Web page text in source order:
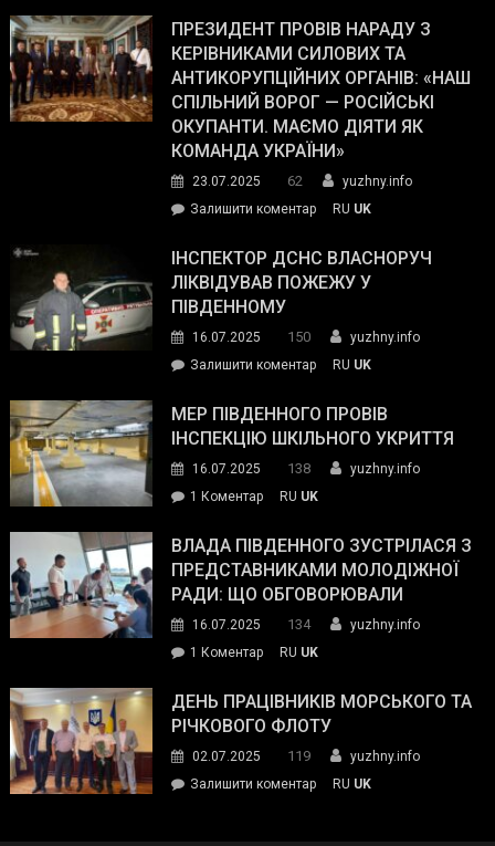
Street
Journal.
Південному
працівникам
ОПЗ
з
матеріального
резерву
гуманітарну
допомогу
ПРЕЗИДЕНТ ПРОВІВ НАРАДУ З
КЕРІВНИКАМИ СИЛОВИХ ТА
АНТИКОРУПЦІЙНИХ ОРГАНІВ: «НАШ
СПІЛЬНИЙ ВОРОГ — РОСІЙСЬКІ
ОКУПАНТИ. МАЄМО ДІЯТИ ЯК
КОМАНДА УКРАЇНИ»
23.07.2025 62
yuzhny.info
Залишити коментарon
провів
нараду
силових
та
органів:
«Наш
спільний
окупанти.
Маємо
діяти
команда
RU UK
ІНСПЕКТОР ДСНС ВЛАСНОРУЧ
ЛІКВІДУВАВ ПОЖЕЖУ У
ПІВДЕННОМУ
16.07.2025 150
yuzhny.info
Залишити коментарon
ДСНС
власноруч
пожежу
у
RU UK
МЕР ПІВДЕННОГО ПРОВІВ
ІНСПЕКЦІЮ ШКІЛЬНОГО УКРИТТЯ
16.07.2025 138
yuzhny.info
1 Коментардо
Південного
провів
інспекцію
укриття
RU UK
ВЛАДА ПІВДЕННОГО ЗУСТРІЛАСЯ З
ПРЕДСТАВНИКАМИ МОЛОДІЖНОЇ
РАДИ: ЩО ОБГОВОРЮВАЛИ
16.07.2025 134
yuzhny.info
1 Коментардо
Південного
зустрілася
представниками
молодіжної
RU UK
ДЕНЬ ПРАЦІВНИКІВ МОРСЬКОГО ТА
РІЧКОВОГО ФЛОТУ
02.07.2025 119
yuzhny.info
Залишити коментарon
RU UK